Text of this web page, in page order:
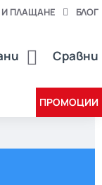
ПЛАЩАНЕ БЛОГ
Сравни
ПРОМОЦИИ